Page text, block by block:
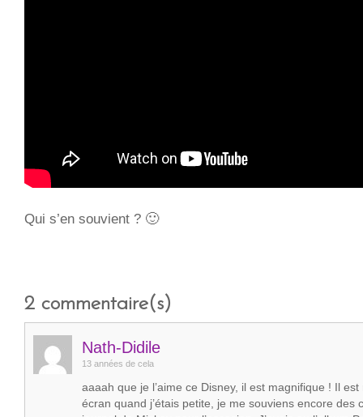
Qui s’en souvient ? 🙂
2 commentaire(s)
Nath-Didile
13 années de cela
aaaah que je l’aime ce Disney, il est magnifique ! Il
écran quand j’étais petite, je me souviens encore des